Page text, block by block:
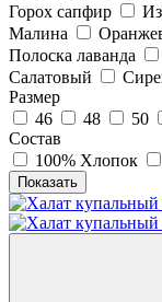
Горох сапфир
Малина
Полоска лаванда
Салатовый
Размер
46
48 50
Состав
100% Хлопок
Показать